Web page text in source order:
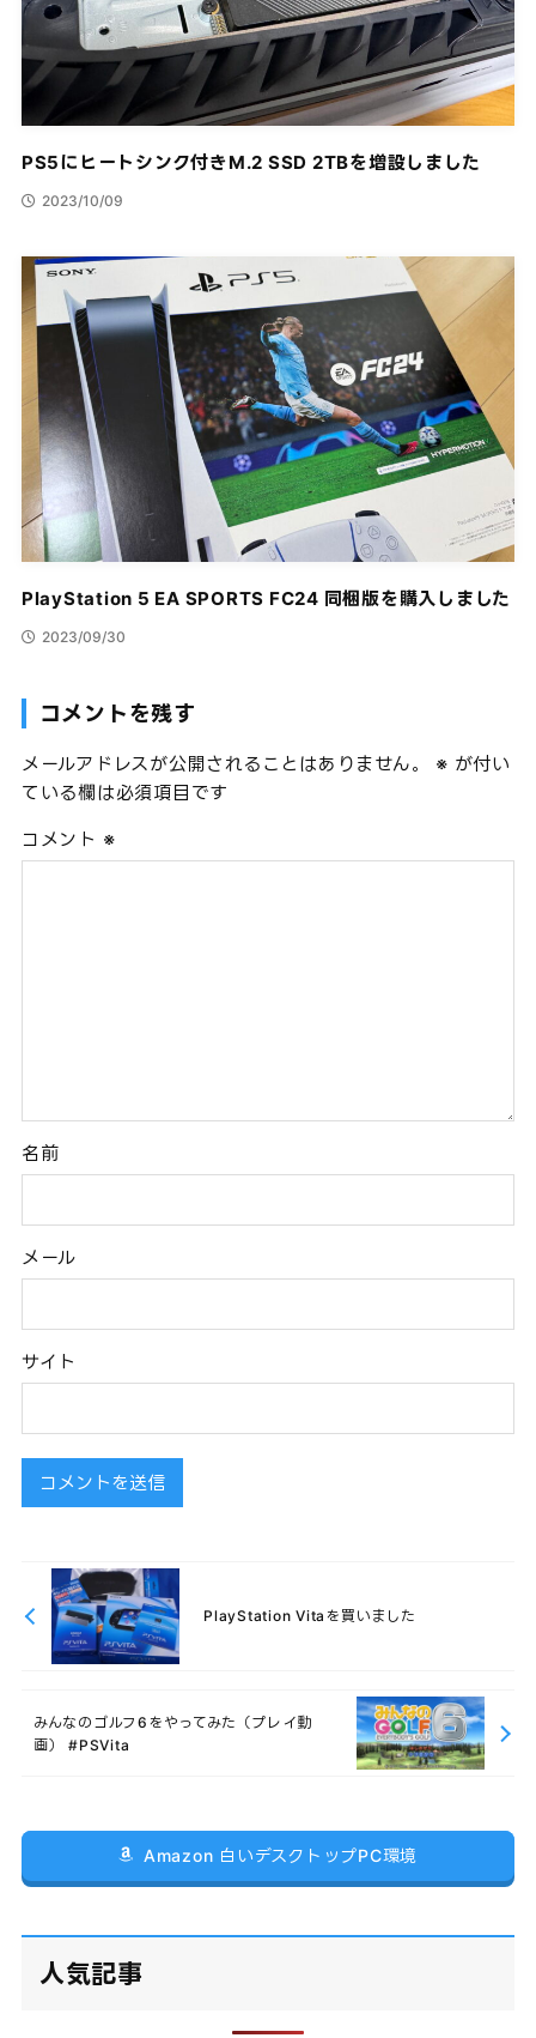
PS5にヒートシンク付きM.2 SSD 2TBを増設しました
2023/10/09
PlayStation 5 EA SPORTS FC24 同梱版を購入しました
2023/09/30
コメントを残す
メールアドレスが公開されることはありません。 ※ が付い
ている欄は必須項目です
コメント ※
名前
メール
サイト
PlayStation Vitaを買いました
みんなのゴルフ6をやってみた（プレイ動
画） #PSVita
Amazon 白いデスクトップPC環境
人気記事